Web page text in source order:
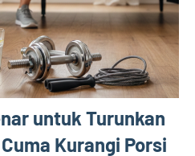
untuk Turunkan
Kurangi Porsi